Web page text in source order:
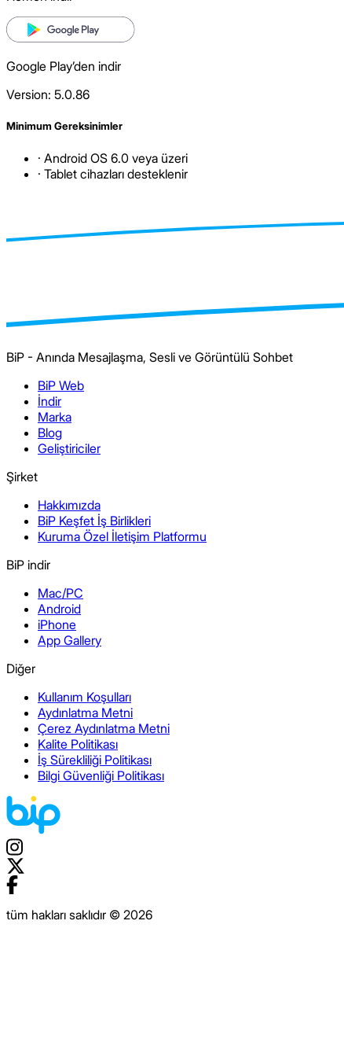
Google Play’den indir
Version: 5.0.86
Minimum Gereksinimler
· Android OS 6.0 veya üzeri
· Tablet cihazları desteklenir
BiP - Anında Mesajlaşma, Sesli ve Görüntülü Sohbet
BiP Web
İndir
Marka
Blog
Geliştiriciler
Şirket
Hakkımızda
BiP Keşfet İş Birlikleri
Kuruma Özel İletişim Platformu
BiP indir
Mac/PC
Android
iPhone
App Gallery
Diğer
Kullanım Koşulları
Aydınlatma Metni
Çerez Aydınlatma Metni
Kalite Politikası
İş Sürekliliği Politikası
Bilgi Güvenliği Politikası
tüm hakları saklıdır © 2026